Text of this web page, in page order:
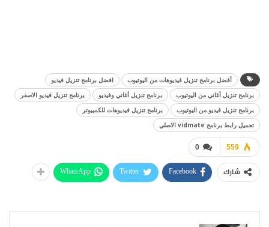
أفضل برنامج تنزيل فيديوهات من اليوتيوب
افضل برنامج تنزيل فيديو
برنامج تنزيل أغاني من اليوتيوب
برنامج تنزيل أغاني وفيديو
برنامج تنزيل فيديو الاصفر
برنامج تنزيل فيديو من اليوتيوب
برنامج تنزيل فيديوهات للكمبيوتر
تحميل رابط برنامج vidmate الاصلي
0 559
شارك Facebook
Twitter
WhatsApp